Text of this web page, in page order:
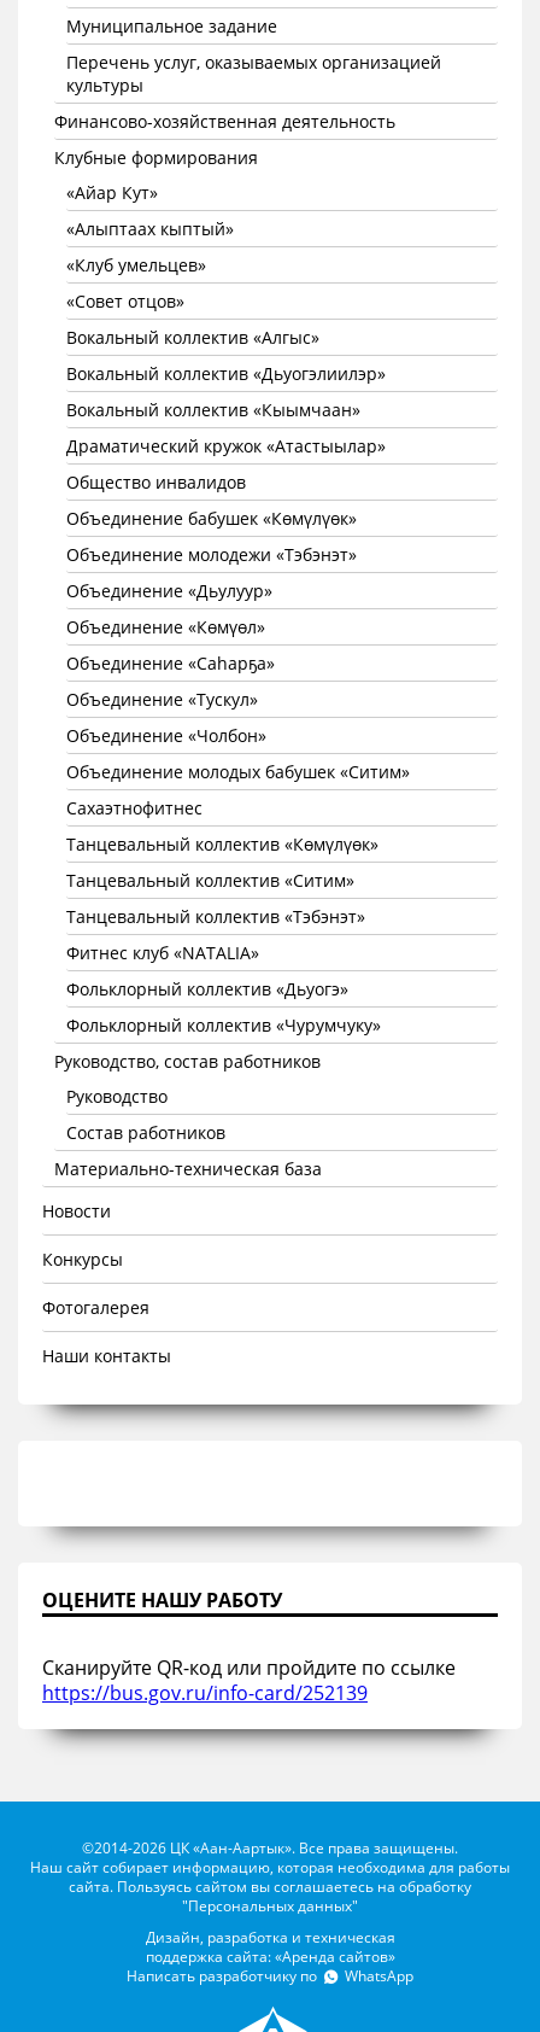
Муниципальное задание
Перечень услуг, оказываемых организацией
культуры
Финансово-хозяйственная деятельность
Клубные формирования
«Айар Кут»
«Алыптаах кыптый»
«Клуб умельцев»
«Совет отцов»
Вокальный коллектив «Алгыс»
Вокальный коллектив «Дьуогэлиилэр»
Вокальный коллектив «Кыымчаан»
Драматический кружок «Атастыылар»
Общество инвалидов
Объединение бабушек «Көмүлүөк»
Объединение молодежи «Тэбэнэт»
Объединение «Дьулуур»
Объединение «Көмүөл»
Объединение «Саhарҕа»
Объединение «Тускул»
Объединение «Чолбон»
Объединение молодых бабушек «Ситим»
Сахаэтнофитнес
Танцевальный коллектив «Көмүлүөк»
Танцевальный коллектив «Ситим»
Танцевальный коллектив «Тэбэнэт»
Фитнес клуб «NATALIA»
Фольклорный коллектив «Дьуогэ»
Фольклорный коллектив «Чурумчуку»
Руководство, состав работников
Руководство
Состав работников
Материально-техническая база
Новости
Конкурсы
Фотогалерея
Наши контакты
ОЦЕНИТЕ НАШУ РАБОТУ
Сканируйте QR-код или пройдите по ссылке
https://bus.gov.ru/info-card/252139
©2014-2026 ЦК «Аан-Аартык». Все права защищены.
Наш сайт собирает информацию, которая необходима для работы
сайта. Пользуясь сайтом вы соглашаетесь на обработку
"Персональных данных"
Дизайн, разработка и техническая
поддержка сайта: «Аренда сайтов»
Написать разработчику по
WhatsApp